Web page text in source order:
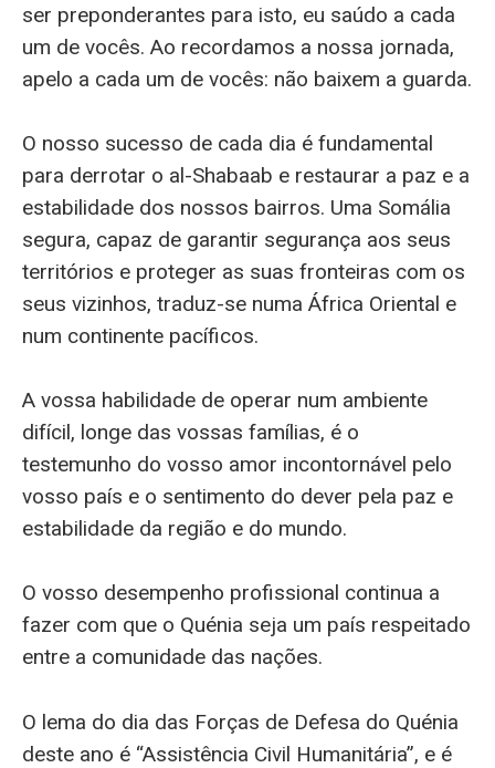
ser preponderantes para isto, eu saúdo a cada
um de vocês. Ao recordamos a nossa jornada,
apelo a cada um de vocês: não baixem a guarda.
O nosso sucesso de cada dia é fundamental
para derrotar o al-Shabaab e restaurar a paz e a
estabilidade dos nossos bairros. Uma Somália
segura, capaz de garantir segurança aos seus
territórios e proteger as suas fronteiras com os
seus vizinhos, traduz-se numa África Oriental e
num continente pacíficos.
A vossa habilidade de operar num ambiente
difícil, longe das vossas famílias, é o
testemunho do vosso amor incontornável pelo
vosso país e o sentimento do dever pela paz e
estabilidade da região e do mundo.
O vosso desempenho profissional continua a
fazer com que o Quénia seja um país respeitado
entre a comunidade das nações.
O lema do dia das Forças de Defesa do Quénia
deste ano é “Assistência Civil Humanitária”, e é